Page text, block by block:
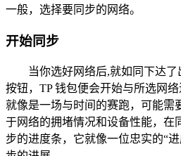
一般，选择要同步的网络。
开始同步
当你选好网络后,就如同下达
按钮，TP 钱包便会开始与所选网
就像是一场与时间的赛跑，可能需
于网络的拥堵情况和设备性能，在
步的进度条，它就像一位忠实的“